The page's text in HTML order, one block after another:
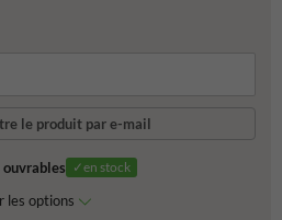
le produit par e-mail
✓en stock
les options